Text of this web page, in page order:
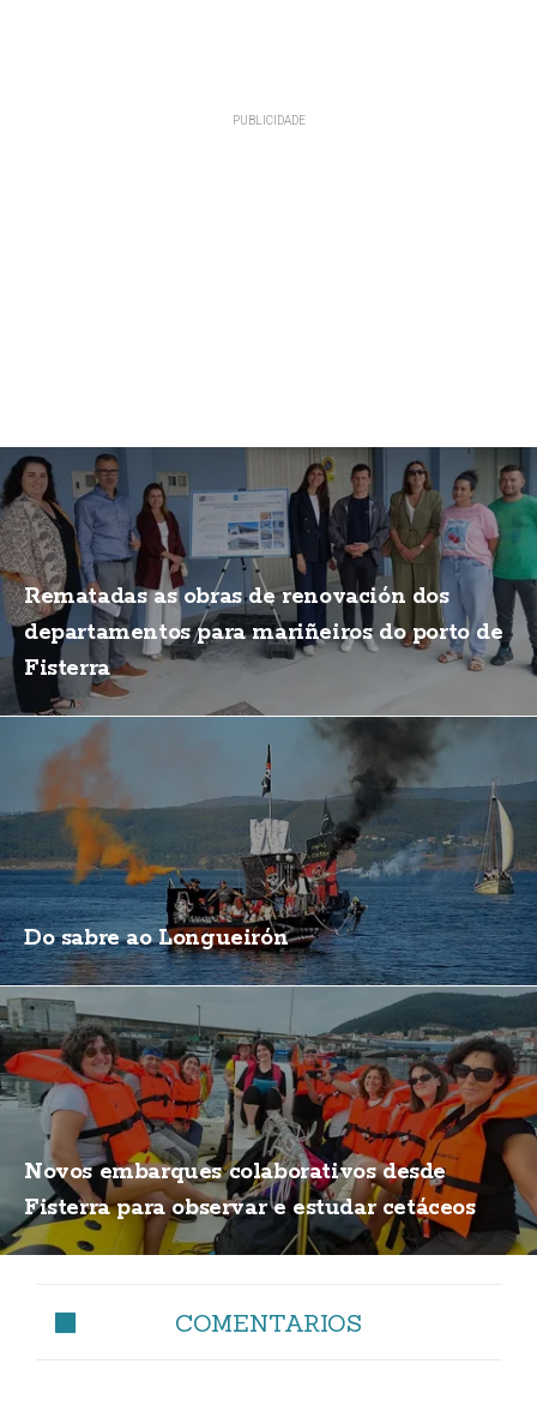
Rematadas as obras de renovación dos
departamentos para mariñeiros do porto de
Fisterra
Do sabre ao Longueirón
Novos embarques colaborativos desde
Fisterra para observar e estudar cetáceos
COMENTARIOS